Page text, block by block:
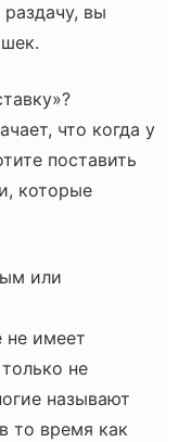
вы
что когда у
поставить
которые
или
не имеет
не
называют
то время как